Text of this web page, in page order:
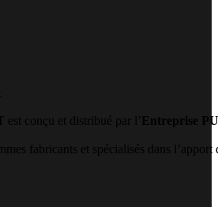
conçu et distribué par l’ Entreprise
fabricants et spécialisés dans